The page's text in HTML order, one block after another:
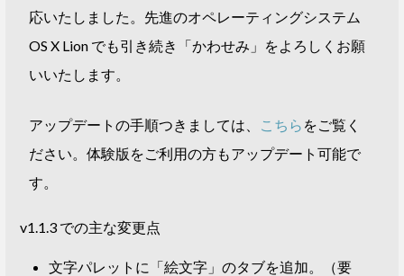
応いたしました。先進のオペレーティングシステム
OS X Lion でも引き続き「かわせみ」をよろしくお願
いいたします。
アップデートの手順つきましては、 こちら をご覧く
ださい。体験版をご利用の方もアップデート可能で
す。
v1.1.3 での主な変更点
文字パレットに「絵文字」のタブを追加。（要